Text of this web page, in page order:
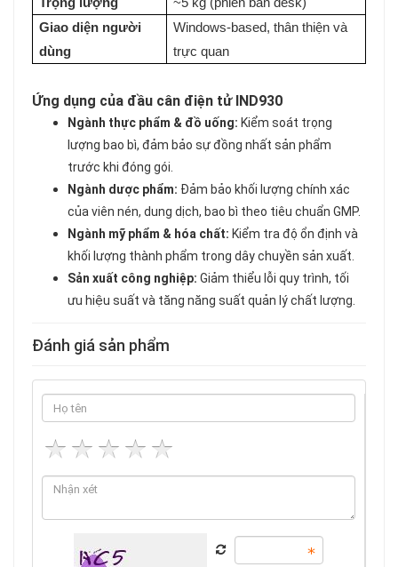
Giao diện người
dùng
Windows-based, thân thiện và
trực quan
Ứng dụng của đầu cân điện tử IND930
Ngành thực phẩm & đồ uống: Kiểm soát trọng
lượng bao bì, đảm bảo sự đồng nhất sản phẩm
trước khi đóng gói.
Ngành dược phẩm: Đảm bảo khối lượng chính xác
của viên nén, dung dịch, bao bì theo tiêu chuẩn GMP.
Ngành mỹ phẩm & hóa chất: Kiểm tra độ ổn định và
khối lượng thành phẩm trong dây chuyền sản xuất.
Sản xuất công nghiệp: Giảm thiểu lỗi quy trình, tối
ưu hiệu suất và tăng năng suất quản lý chất lượng.
Đánh giá sản phẩm